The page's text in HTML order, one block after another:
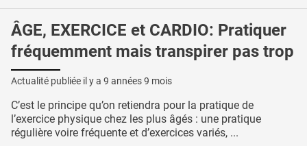
ÂGE, EXERCICE et CARDIO: Pratiquer
fréquemment mais transpirer pas trop
Actualité publiée il y a 9 années 9 mois
C’est le principe qu’on retiendra pour la pratique de
l’exercice physique chez les plus âgés : une pratique
régulière voire fréquente et d’exercices variés, ...